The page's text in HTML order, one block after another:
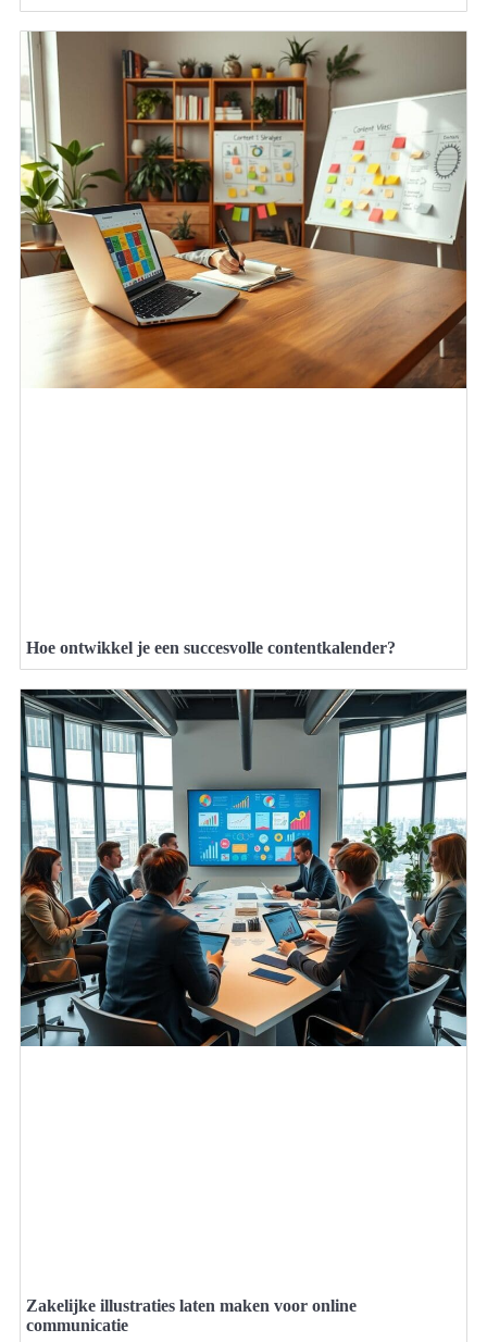
Hoe ontwikkel je een succesvolle contentkalender?
Zakelijke illustraties laten maken voor online
communicatie